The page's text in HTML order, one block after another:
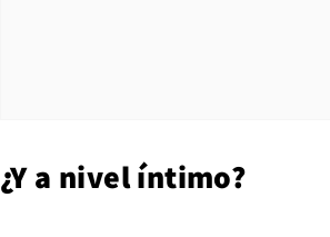
¿Y a nivel íntimo?